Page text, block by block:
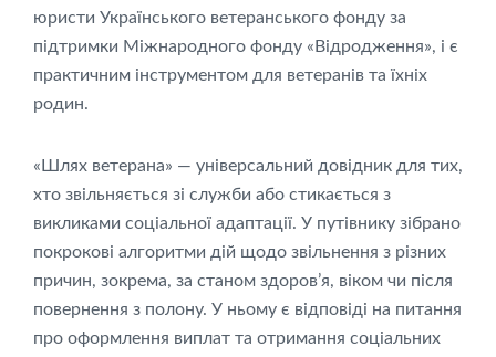
юристи Українського ветеранського фонду за
підтримки Міжнародного фонду «Відродження», і є
практичним інструментом для ветеранів та їхніх
родин.
«Шлях ветерана» — універсальний довідник для тих,
хто звільняється зі служби або стикається з
викликами соціальної адаптації. У путівнику зібрано
покрокові алгоритми дій щодо звільнення з різних
причин, зокрема, за станом здоров’я, віком чи після
повернення з полону. У ньому є відповіді на питання
про оформлення виплат та отримання соціальних